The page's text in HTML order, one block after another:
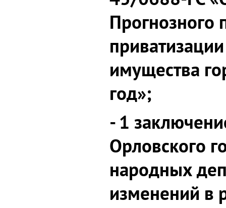
Прогнозного
имущества
год»;
- 1
Орловского
народных
изменений в